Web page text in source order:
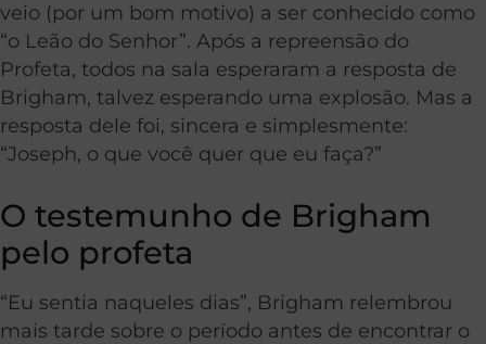
veio (por um bom motivo) a ser conhecido como
“o Leão do Senhor”. Após a repreensão do
Profeta, todos na sala esperaram a resposta de
Brigham, talvez esperando uma explosão. Mas a
resposta dele foi, sincera e simplesmente:
“Joseph, o que você quer que eu faça?”
O testemunho de Brigham
pelo profeta
“Eu sentia naqueles dias”, Brigham relembrou
mais tarde sobre o período antes de encontrar o